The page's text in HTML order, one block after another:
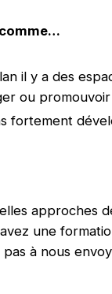
il y a des
ou promouvoir
fortement
approches
une
à nous